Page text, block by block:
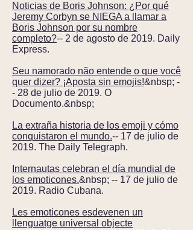
Noticias de Boris Johnson: ¿Por qué
Jeremy Corbyn se NIEGA a llamar a
Boris Johnson por su nombre
completo?-- 2 de agosto de 2019. Daily
Express.
Seu namorado não entende o que você
quer dizer? ¡Aposta sin emojis!&nbsp; -
- 28 de julio de 2019. O
Documento.&nbsp;
La extraña historia de los emoji y cómo
conquistaron el mundo.-- 17 de julio de
2019. The Daily Telegraph.
Internautas celebran el día mundial de
los emoticones.&nbsp; -- 17 de julio de
2019. Radio Cubana.
Les emoticones esdevenen un
llenguatge universal objecte